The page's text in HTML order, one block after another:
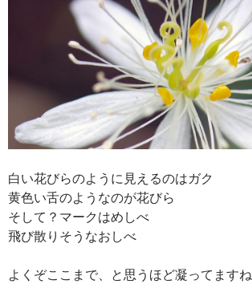
白い花びらのように見えるのはガク
黄色い舌のようなのが花びら
そして？マークはめしべ
飛び散りそうなおしべ
よくぞここまで、と思うほど凝ってますね